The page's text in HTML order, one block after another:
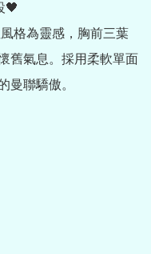
🖤
格為靈感，胸前三葉
舊氣息。採用柔軟單面
曼聯驕傲。